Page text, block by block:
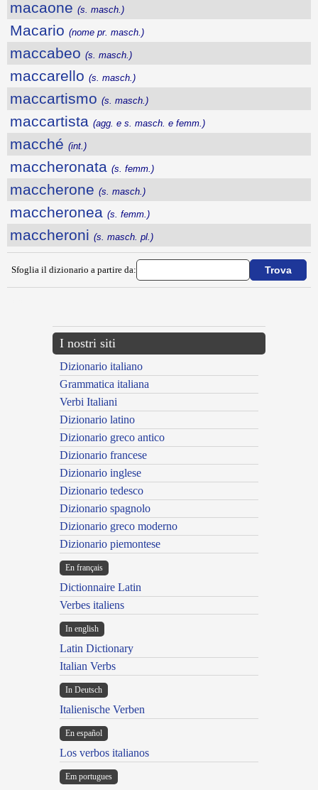
macaone (s. masch.)
Macario (nome pr. masch.)
maccabeo (s. masch.)
maccarello (s. masch.)
maccartismo (s. masch.)
maccartista (agg. e s. masch. e femm.)
macché (int.)
maccheronata (s. femm.)
maccherone (s. masch.)
maccheronea (s. femm.)
maccheroni (s. masch. pl.)
Sfoglia il dizionario a partire da:
I nostri siti
Dizionario italiano
Grammatica italiana
Verbi Italiani
Dizionario latino
Dizionario greco antico
Dizionario francese
Dizionario inglese
Dizionario tedesco
Dizionario spagnolo
Dizionario greco moderno
Dizionario piemontese
En français
Dictionnaire Latin
Verbes italiens
In english
Latin Dictionary
Italian Verbs
In Deutsch
Italienische Verben
En español
Los verbos italianos
Em portugues